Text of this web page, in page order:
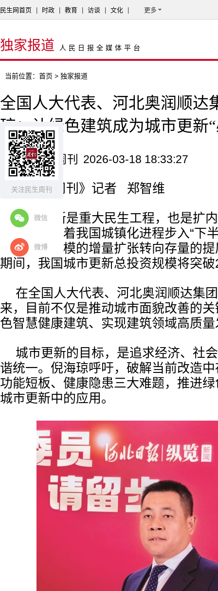
关注民生周刊
微信
微博
民生网首页 时政 教育 访谈 文化 更多
独家报道 人民日报全媒体平台
当前位置： 首页 > 独家报道
全国人大代表、河北奥润顺达
琼：让绿色建筑成为城市更新
来源：民生周刊 2026-03-18 18:33:27
《民生周刊》记者 郑智维
城市更新是重大民生工程，也是扩
要抓手。随着我国城镇化进程步入“下
心正从大规模的增量扩张转向存量的
期间，我国城市更新总投资规模将突
在全国人大代表、河北奥润顺达集
来，目前不仅是推动城市面貌改善的
色智慧健康建筑、实现建筑领域高质
城市更新的目标，是追求经济、社
谐统一。倪海琼呼吁，破解当前改造
功能短板、健康隐患三大难题，推进
城市更新中的应用。